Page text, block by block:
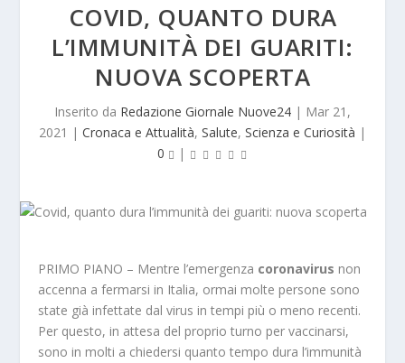
COVID, QUANTO DURA
L’IMMUNITÀ DEI GUARITI:
NUOVA SCOPERTA
Inserito da Redazione Giornale Nuove24 | Mar 21,
2021 | Cronaca e Attualità, Salute, Scienza e Curiosità |
0
|
PRIMO PIANO – Mentre l’emergenza coronavirus non
accenna a fermarsi in Italia, ormai molte persone sono
state già infettate dal virus in tempi più o meno recenti.
Per questo, in attesa del proprio turno per vaccinarsi,
sono in molti a chiedersi quanto tempo dura l’immunità